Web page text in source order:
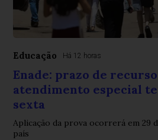
Educação Há 12 horas
Enade: prazo de
atendimento especial
sexta
Aplicação da prova ocorrerá em 29
país